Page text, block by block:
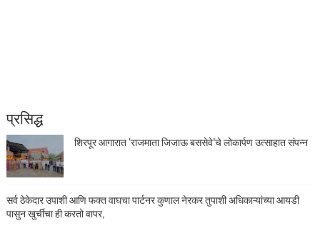
प्रसिद्ध
शिरपूर आगारात ‘राजमाता जिजाऊ बससेवे’चे लोकार्पण उत्साहात संपन्न
सर्व ठेकेदार उपाशी आणि फक्त वाघचा पार्टनर कुणाल नेरकर तुपाशी अधिकाऱ्यांच्या आयडी
पासुन खुर्चीचा ही करतो वापर,